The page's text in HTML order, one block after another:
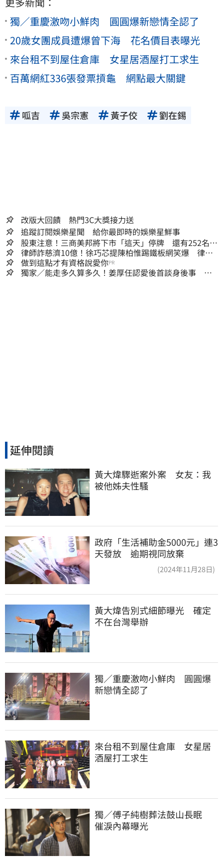
獨／重慶激吻小鮮肉 圓圓爆新戀情全認了
20歲女團成員遭爆曾下海 花名價目表曝光
來台租不到屋住倉庫 女星居酒屋打工求生
百萬網紅336張發票摃龜 網點最大關鍵
呱吉 吳宗憲 黃子佼 劉在錫
改版大回饋 熱門3C大獎接力送
追蹤訂閱娛樂星聞 給你最即時的娛樂星鮮事
股東注意！三商美邦將下市「這天」停牌 還有252名千
張大戶
律師詐慈濟10億！徐巧芯提陳柏惟踢鐵板網笑爆 律師
再曬1照補刀
做到這點才有資格說愛你PR
獨家／能走多久算多久！姜厚任認愛後首談身後事
延伸閱讀
黃大煒驟逝案外案　女友：我
被他姊夫性騷
政府「生活補助金5000元」連3
天發放 逾期視同放棄
(2024年11月28日)
黃大煒告別式細節曝光　確定
不在台灣舉辦
獨／重慶激吻小鮮肉　圓圓爆
新戀情全認了
來台租不到屋住倉庫　女星居
酒屋打工求生
獨／傅子純樹葬法鼓山長眠
催淚內幕曝光